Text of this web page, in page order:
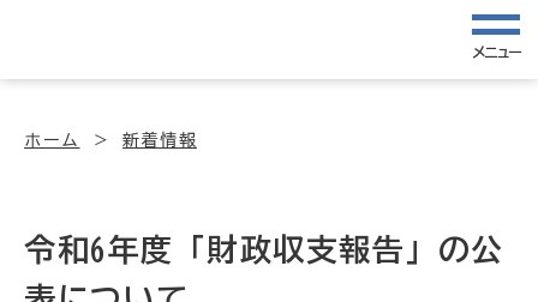
メニュー
ホーム 新着情報
令和6年度「財政収支報告」の公